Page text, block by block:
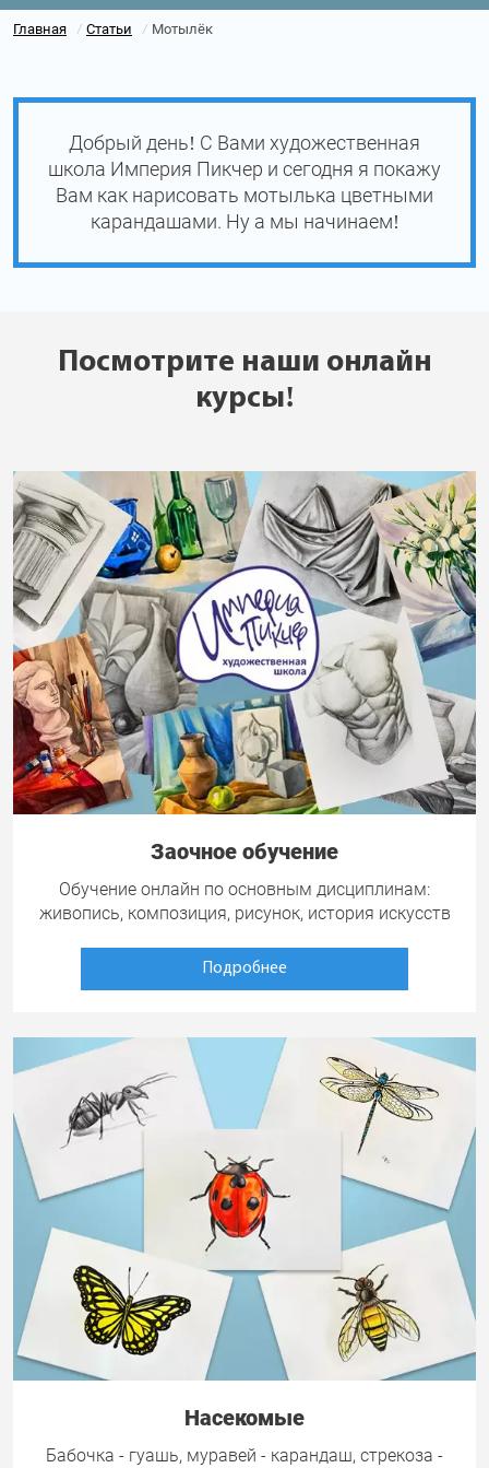
Главная / Статьи / Мотылёк
Добрый день! С Вами художественная
школа Империя Пикчер и сегодня я покажу
Вам как нарисовать мотылька цветными
карандашами. Ну а мы начинаем!
Посмотрите наши онлайн
курсы!
Заочное обучение
Обучение онлайн по основным дисциплинам:
живопись, композиция, рисунок, история искусств
Подробнее
Насекомые
Бабочка - гуашь, муравей - карандаш, стрекоза -